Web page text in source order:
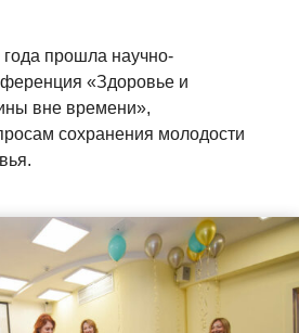
EN DE FR
прошла научно-
«Здоровье и
вне времени»,
сохранения молодости